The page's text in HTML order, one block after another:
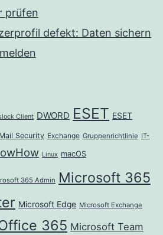
prüfen
defekt: Daten sichern
Client DWORD ESET ESET
Security Exchange Gruppenrichtlinie IT-
Linux macOS
365 Admin Microsoft 365
Microsoft Edge Microsoft Exchange
365 Microsoft Team